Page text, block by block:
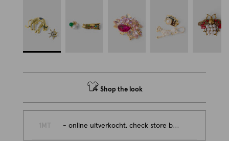
Shop the look
- online uitverkocht, check store beschikbaarheid